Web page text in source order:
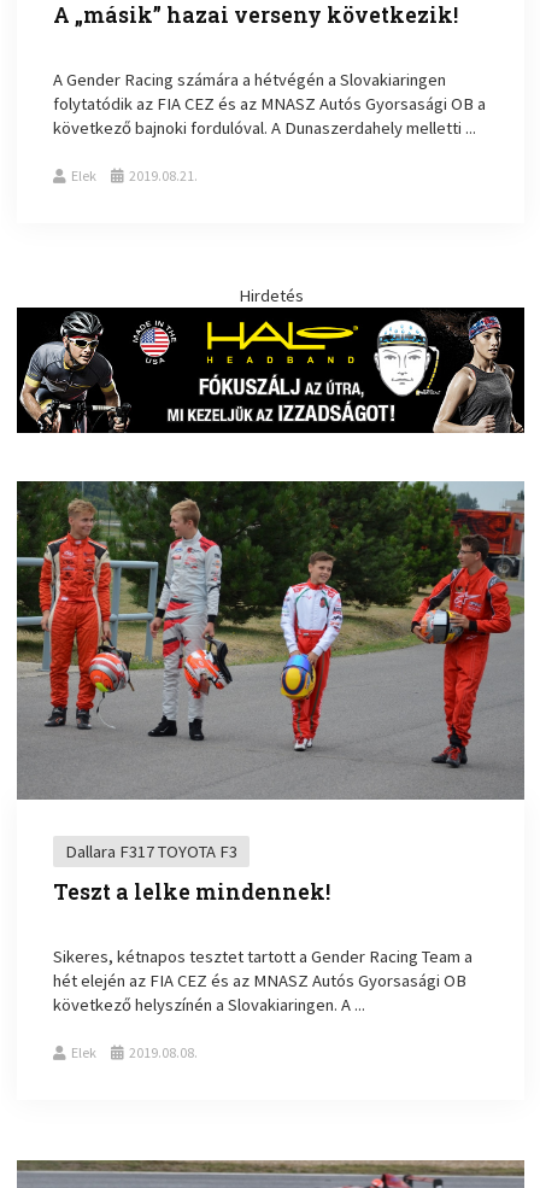
A „másik” hazai verseny következik!
A Gender Racing számára a hétvégén a Slovakiaringen
folytatódik az FIA CEZ és az MNASZ Autós Gyorsasági OB a
következő bajnoki fordulóval. A Dunaszerdahely melletti ...
Elek 2019.08.21.
Hirdetés
Dallara F317 TOYOTA F3
Teszt a lelke mindennek!
Sikeres, kétnapos tesztet tartott a Gender Racing Team a
hét elején az FIA CEZ és az MNASZ Autós Gyorsasági OB
következő helyszínén a Slovakiaringen. A ...
Elek 2019.08.08.